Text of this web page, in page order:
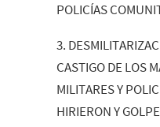
POLICÍAS
3.
CASTIGO DE LOS
MILITARES Y
HIRIERON Y